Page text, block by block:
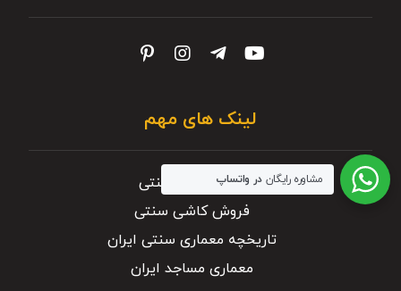
لینک های مهم
خرید کاشی سنتی
فروش کاشی سنتی
تاریخچه معماری سنتی ایران
معماری مساجد ایران
مشاوره رایگان در واتساپ